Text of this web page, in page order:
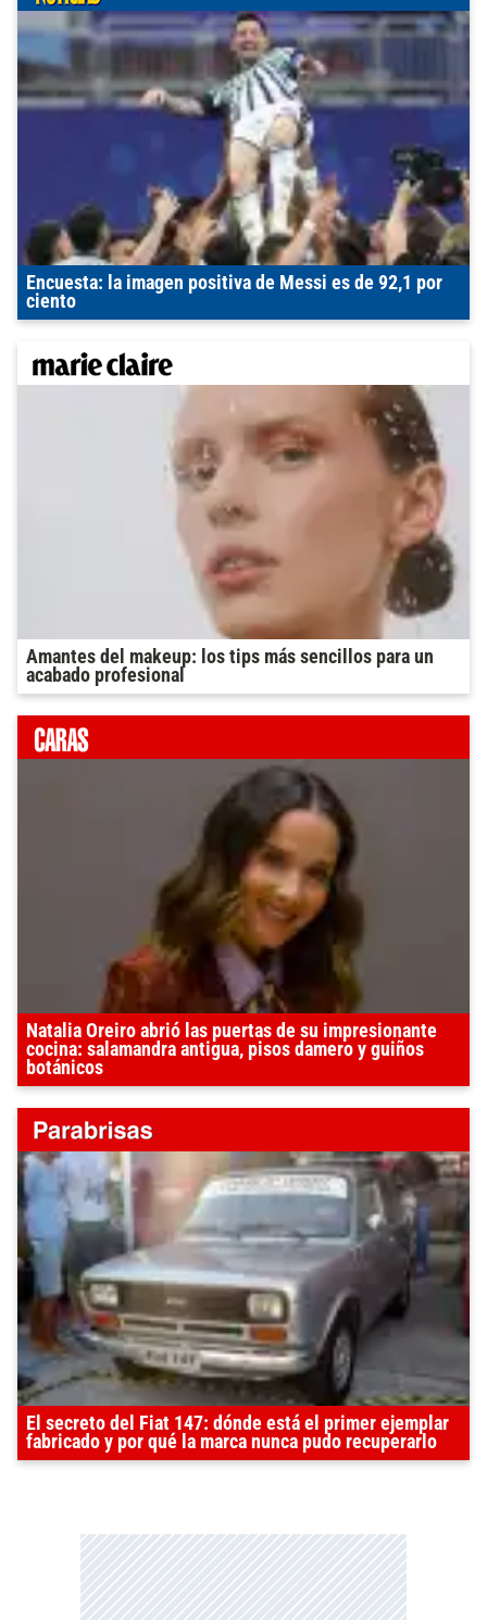
Encuesta: la imagen positiva de Messi es de 92,1 por
ciento
Amantes del makeup: los tips más sencillos para un
acabado profesional
Natalia Oreiro abrió las puertas de su impresionante
cocina: salamandra antigua, pisos damero y guiños
botánicos
El secreto del Fiat 147: dónde está el primer ejemplar
fabricado y por qué la marca nunca pudo recuperarlo